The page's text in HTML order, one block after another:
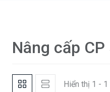
Nâng cấp CP
Hiển thị 1 -